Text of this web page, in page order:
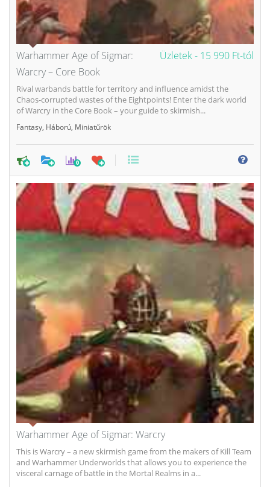
Üzletek - 15 990 Ft-tól
Warhammer Age of Sigmar:
Warcry – Core Book
Rival warbands battle for territory and influence amidst the
Chaos-corrupted wastes of the Eightpoints! Enter the dark world
of Warcry in the Core Book – your guide to skirmish...
Fantasy Háború Miniatűrök
0
Warhammer Age of Sigmar: Warcry
This is Warcry – a new skirmish game from the makers of Kill Team
and Warhammer Underworlds that allows you to experience the
visceral carnage of battle in the Mortal Realms in a...